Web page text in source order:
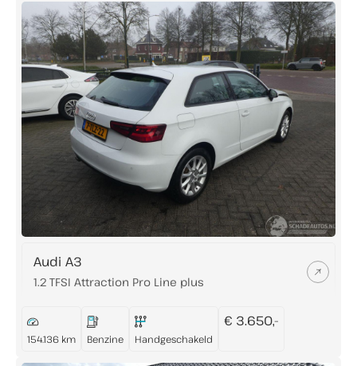
Audi A3
1.2 TFSI Attraction Pro Line plus
154.136 km Benzine Handgeschakeld
€ 3.650,-